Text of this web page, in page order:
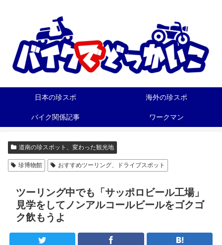
日本の珍スポ 海外の珍スポ
バイク関係記事 ワークマン
道南の珍スポット、変わった観光地
珍博物館 おすすめツーリング、ドライブスポット
ツーリング中でも「サッポロビール工場」
見学をしてノンアルコールビールをゴクゴ
ク飲もうよ